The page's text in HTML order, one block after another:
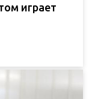
играет